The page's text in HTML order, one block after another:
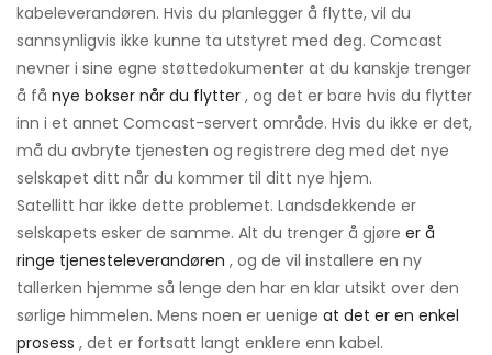
kabeleverandøren. Hvis du planlegger å flytte, vil du
sannsynligvis ikke kunne ta utstyret med deg. Comcast
nevner i sine egne støttedokumenter at du kanskje trenger
å få nye bokser når du flytter , og det er bare hvis du flytter
inn i et annet Comcast-servert område. Hvis du ikke er det,
må du avbryte tjenesten og registrere deg med det nye
selskapet ditt når du kommer til ditt nye hjem.
Satellitt har ikke dette problemet. Landsdekkende er
selskapets esker de samme. Alt du trenger å gjøre er å
ringe tjenesteleverandøren , og de vil installere en ny
tallerken hjemme så lenge den har en klar utsikt over den
sørlige himmelen. Mens noen er uenige at det er en enkel
prosess , det er fortsatt langt enklere enn kabel.